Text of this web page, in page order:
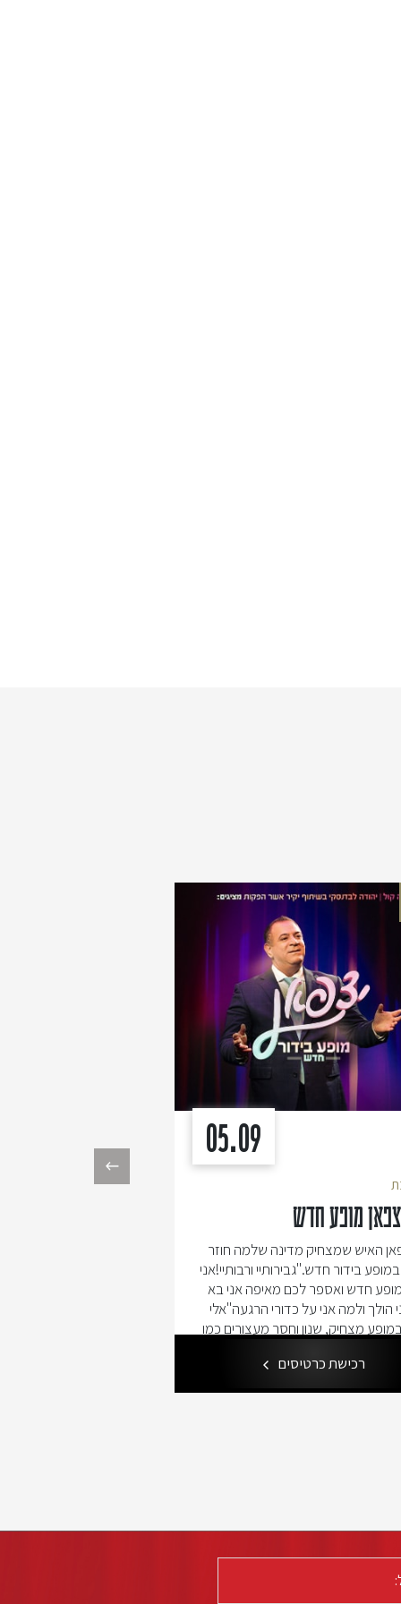
05.09
מופע חדש
האיש שמצחיק מדינה שלמה חוזר
בידור חדש."גבירותיי ורבותיי!אני
חדש ואספר לכם מאיפה אני בא
הולך ולמה אני על כדורי הרגעה"אלי
מצחיק, שנון וחסר מעצורים כמו
משה
רכישת כרטיסים
שלישי
›